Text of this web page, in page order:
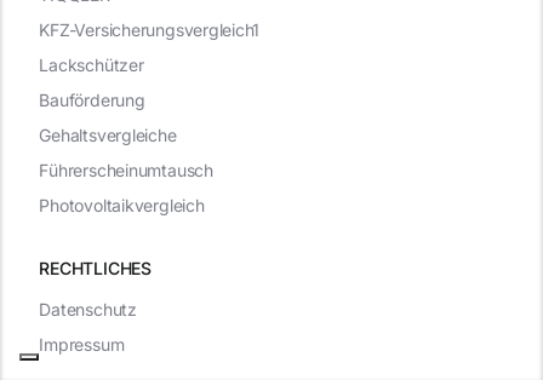
RECHTLICHES
KFZ-Versicherungsvergleich1
Lackschützer
Bauförderung
Gehaltsvergleiche
Führerscheinumtausch
Photovoltaikvergleich
Datenschutz
Impressum